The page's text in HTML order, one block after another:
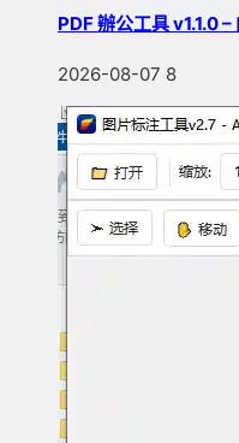
PDF 辦公工具 v1.1.0
2026-08-07 8